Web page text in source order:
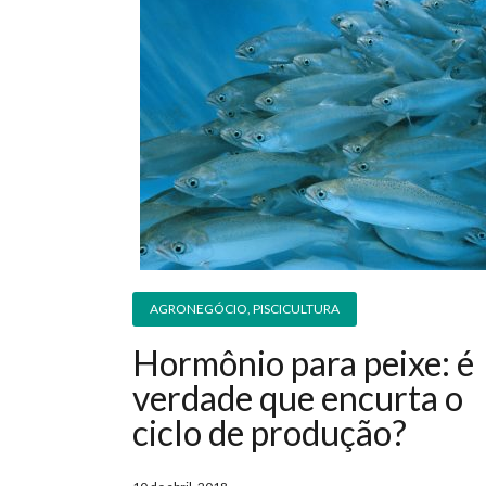
AGRONEGÓCIO, PISCICULTURA
Hormônio para peixe: é
verdade que encurta o
ciclo de produção?